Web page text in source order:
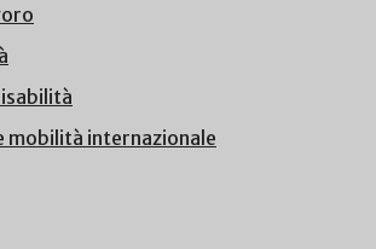
mobilità internazionale